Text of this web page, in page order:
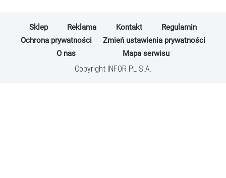
Sklep Reklama Kontakt
Regulamin
Ochrona prywatności
Zmień ustawienia prywatności
O nas
Mapa serwisu
Copyright INFOR PL S.A.